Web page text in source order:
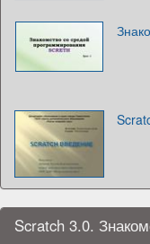
Scratch 3.0.